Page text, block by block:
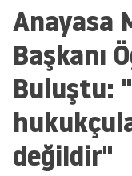
Anayasa
Başkanı
Buluştu:
değildir"